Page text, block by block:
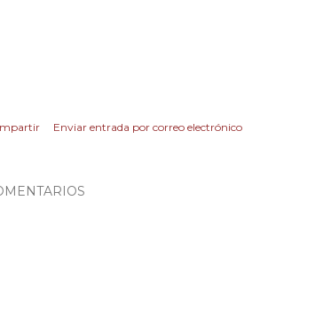
Enviar entrada por correo electrónico